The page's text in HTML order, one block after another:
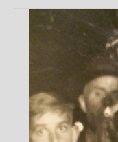
Aziende
Contatti